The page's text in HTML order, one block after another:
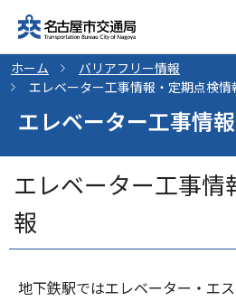
ホーム
バリアフリー情報
エレベーター工事情報・定期点検情
エレベーター工事情
エレベーター工事情
報
地下鉄駅ではエレベーター・エ